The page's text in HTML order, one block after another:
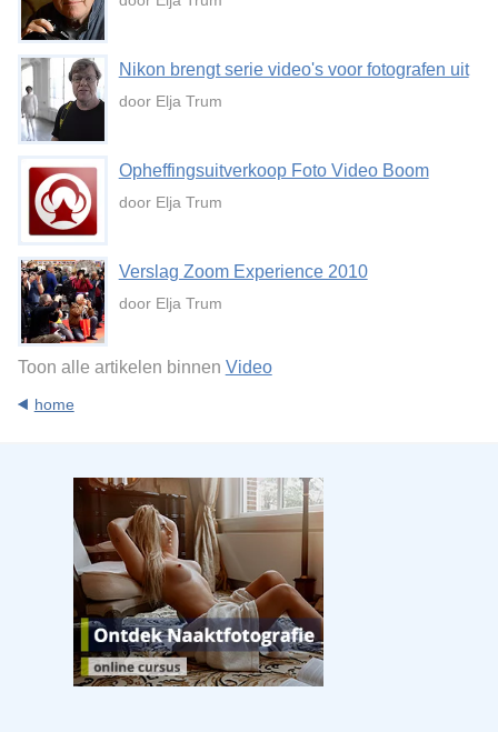
Nikon brengt serie video's voor fotografen uit
door Elja Trum
Opheffingsuitverkoop Foto Video Boom
door Elja Trum
Verslag Zoom Experience 2010
door Elja Trum
Toon alle artikelen binnen Video
home